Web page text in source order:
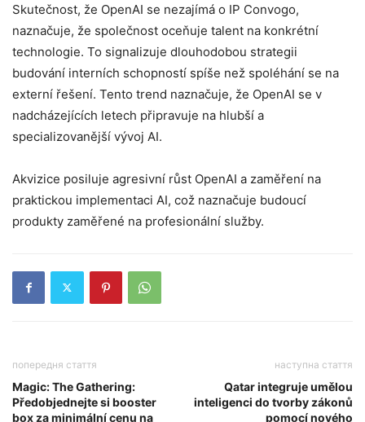
Skutečnost, že OpenAI se nezajímá o IP Convogo,
naznačuje, že společnost oceňuje talent na konkrétní
technologie. To signalizuje dlouhodobou strategii
budování interních schopností spíše než spoléhání se na
externí řešení. Tento trend naznačuje, že OpenAI se v
nadcházejících letech připravuje na hlubší a
specializovanější vývoj AI.
Akvizice posiluje agresivní růst OpenAI a zaměření na
praktickou implementaci AI, což naznačuje budoucí
produkty zaměřené na profesionální služby.
попередня стаття
Magic: The Gathering:
Předobjednejte si booster
box za minimální cenu na
наступна стаття
Qatar integruje umělou
inteligenci do tvorby zákonů
pomocí nového